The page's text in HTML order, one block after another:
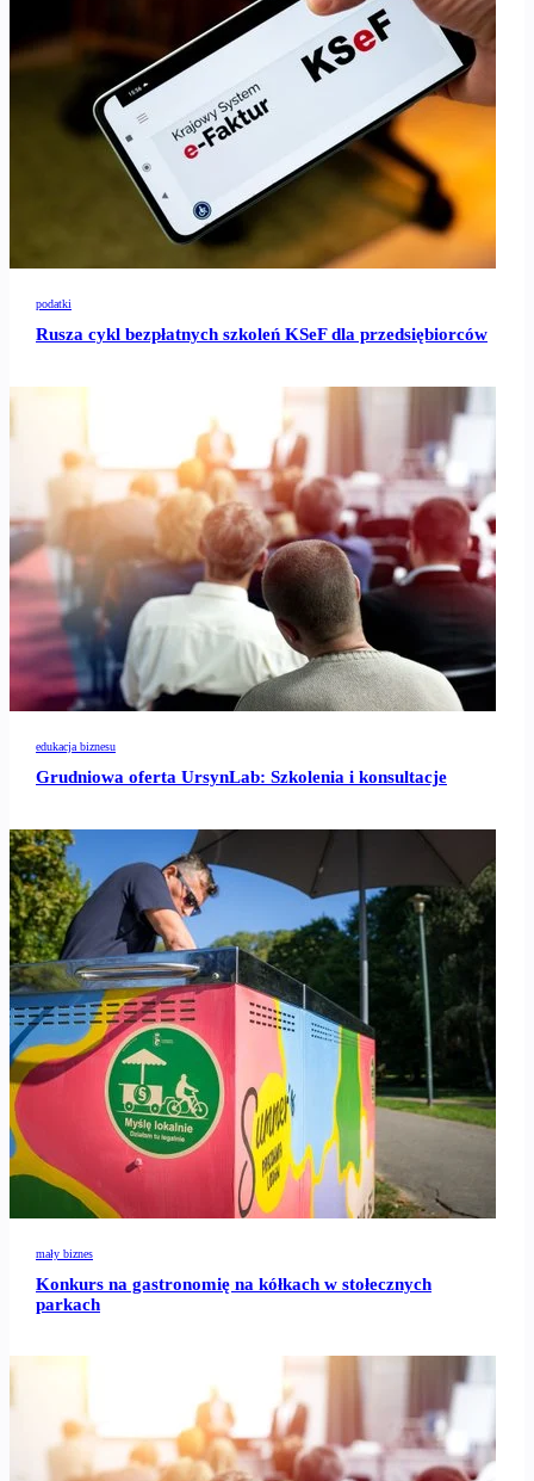
podatki
Rusza cykl bezpłatnych szkoleń KSeF dla przedsiębiorców
edukacja biznesu
Grudniowa oferta UrsynLab: Szkolenia i konsultacje
mały biznes
Konkurs na gastronomię na kółkach w stołecznych
parkach